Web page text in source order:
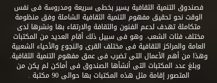
فصندوق التنمية الثقافية يسير بخطى سريعة ومدروسة فى نفس
الوقت نحو تحقيق مفهوم التنمية الثقافية الشاملة وفق منظومة
متكاملة تهدف لدعم الفنون والثقافة والارتقاء بها ونشرها لدى
مختلف فئات الشعب. وهو فى سبيل ذلك أقام العديد من المكتبات
العامة والمراكز الثقافية فى مختلف القرى والنجوع والأحياء الشعبية
وهذا من أهم الأعمال التى تضرب فى عمق مفهوم التنمية الثقافية.
وبلغ عدد المكتبات التى أنشأها الصندوق فى أماكن لم يكن من
المتصور إقامة مثل هذه المكتبات بها حوالى 90 مكتبة .